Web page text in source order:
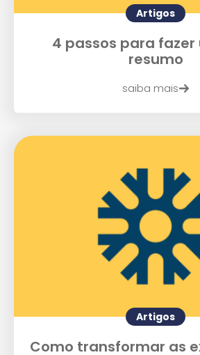
Artigos
4 passos para
resumo
saiba mais
Artigos
Como transformar as